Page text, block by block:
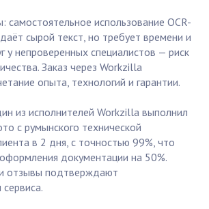
использование OCR-
сырой текст, но требует времени и
у непроверенных специалистов — риск
Заказ через Workzilla
опыта, технологий и гарантии.
из исполнителей Workzilla выполнил
с румынского технической
в 2 дня, с точностью 99%, что
документации на 50%.
отзывы подтверждают